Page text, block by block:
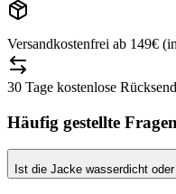
Versandkostenfrei ab 149€
30 Tage kostenlose
Häufig gestellte
Ist die Jacke wasserdicht